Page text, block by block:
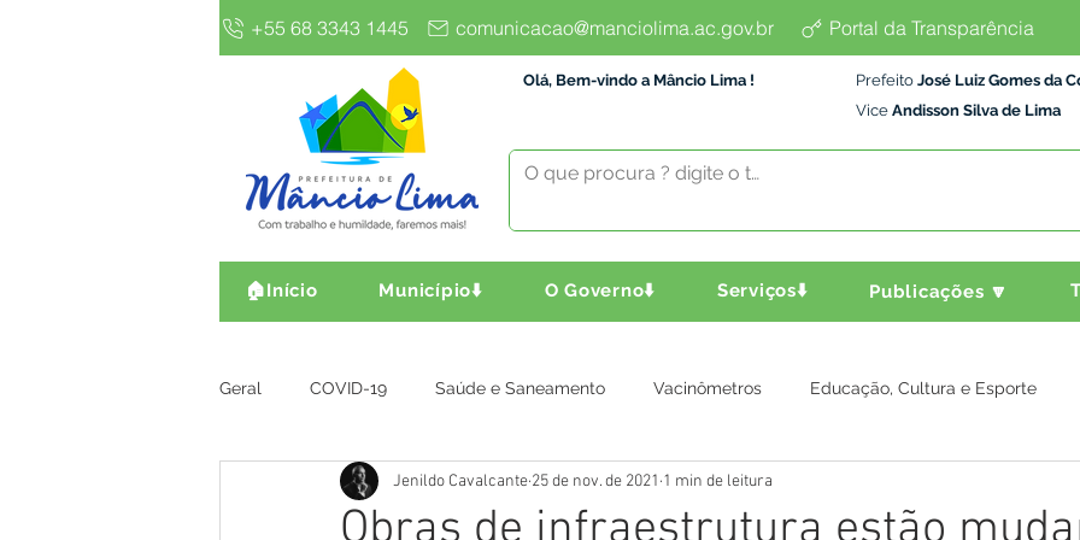
+55 68 3343 1445 comunicacao@manciolima.ac.gov.br Portal da Transparência
Olá, Bem-vindo a Mâncio Lima ! Prefeito José Luiz Gomes da
Vice Andisson Silva de Lima
🏠Início Município⬇️ O Governo⬇️ Serviços⬇️ Publicações 🔽
Geral COVID-19 Saúde e Saneamento Vacinômetros Educação, Cultura e Esporte
Gestão e Finanças Infra, Obra e Transporte Assistência Social
Jenildo Cavalcante 25 de nov. de 2021 1 min de leitura